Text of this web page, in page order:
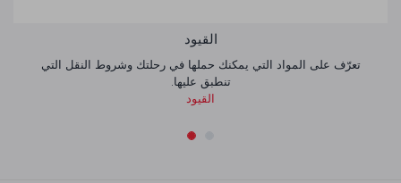
القيود
تعرّف على المواد التي يمكنك حملها في رحلتك وشروط النقل التي
تنطبق عليها.
القيود